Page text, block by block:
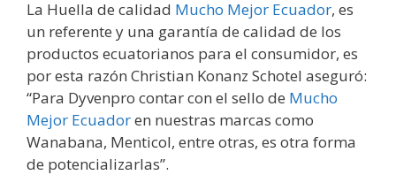
La Huella de calidad Mucho Mejor Ecuador, es
un referente y una garantía de calidad de los
productos ecuatorianos para el consumidor, es
por esta razón Christian Konanz Schotel aseguró:
“Para Dyvenpro contar con el sello de Mucho
Mejor Ecuadoren nuestras marcas como
Wanabana, Menticol, entre otras, es otra forma
de potencializarlas”.